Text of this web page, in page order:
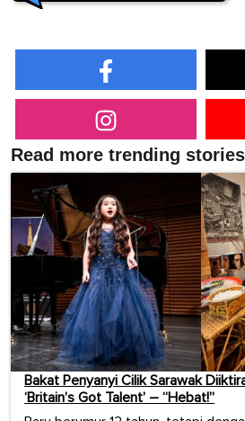
Read more trending
Bakat Penyanyi Cilik Sarawak
‘Britain’s Got Talent’ – “Hebat!”